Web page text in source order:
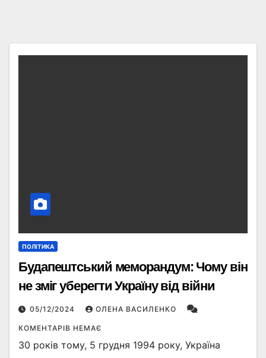
ПОЛІТИКА
Будапештський меморандум: Чому він
не зміг уберегти Україну від війни
05/12/2024 ОЛЕНА ВАСИЛЕНКО
КОМЕНТАРІВ НЕМАЄ
30 років тому, 5 грудня 1994 року, Україна